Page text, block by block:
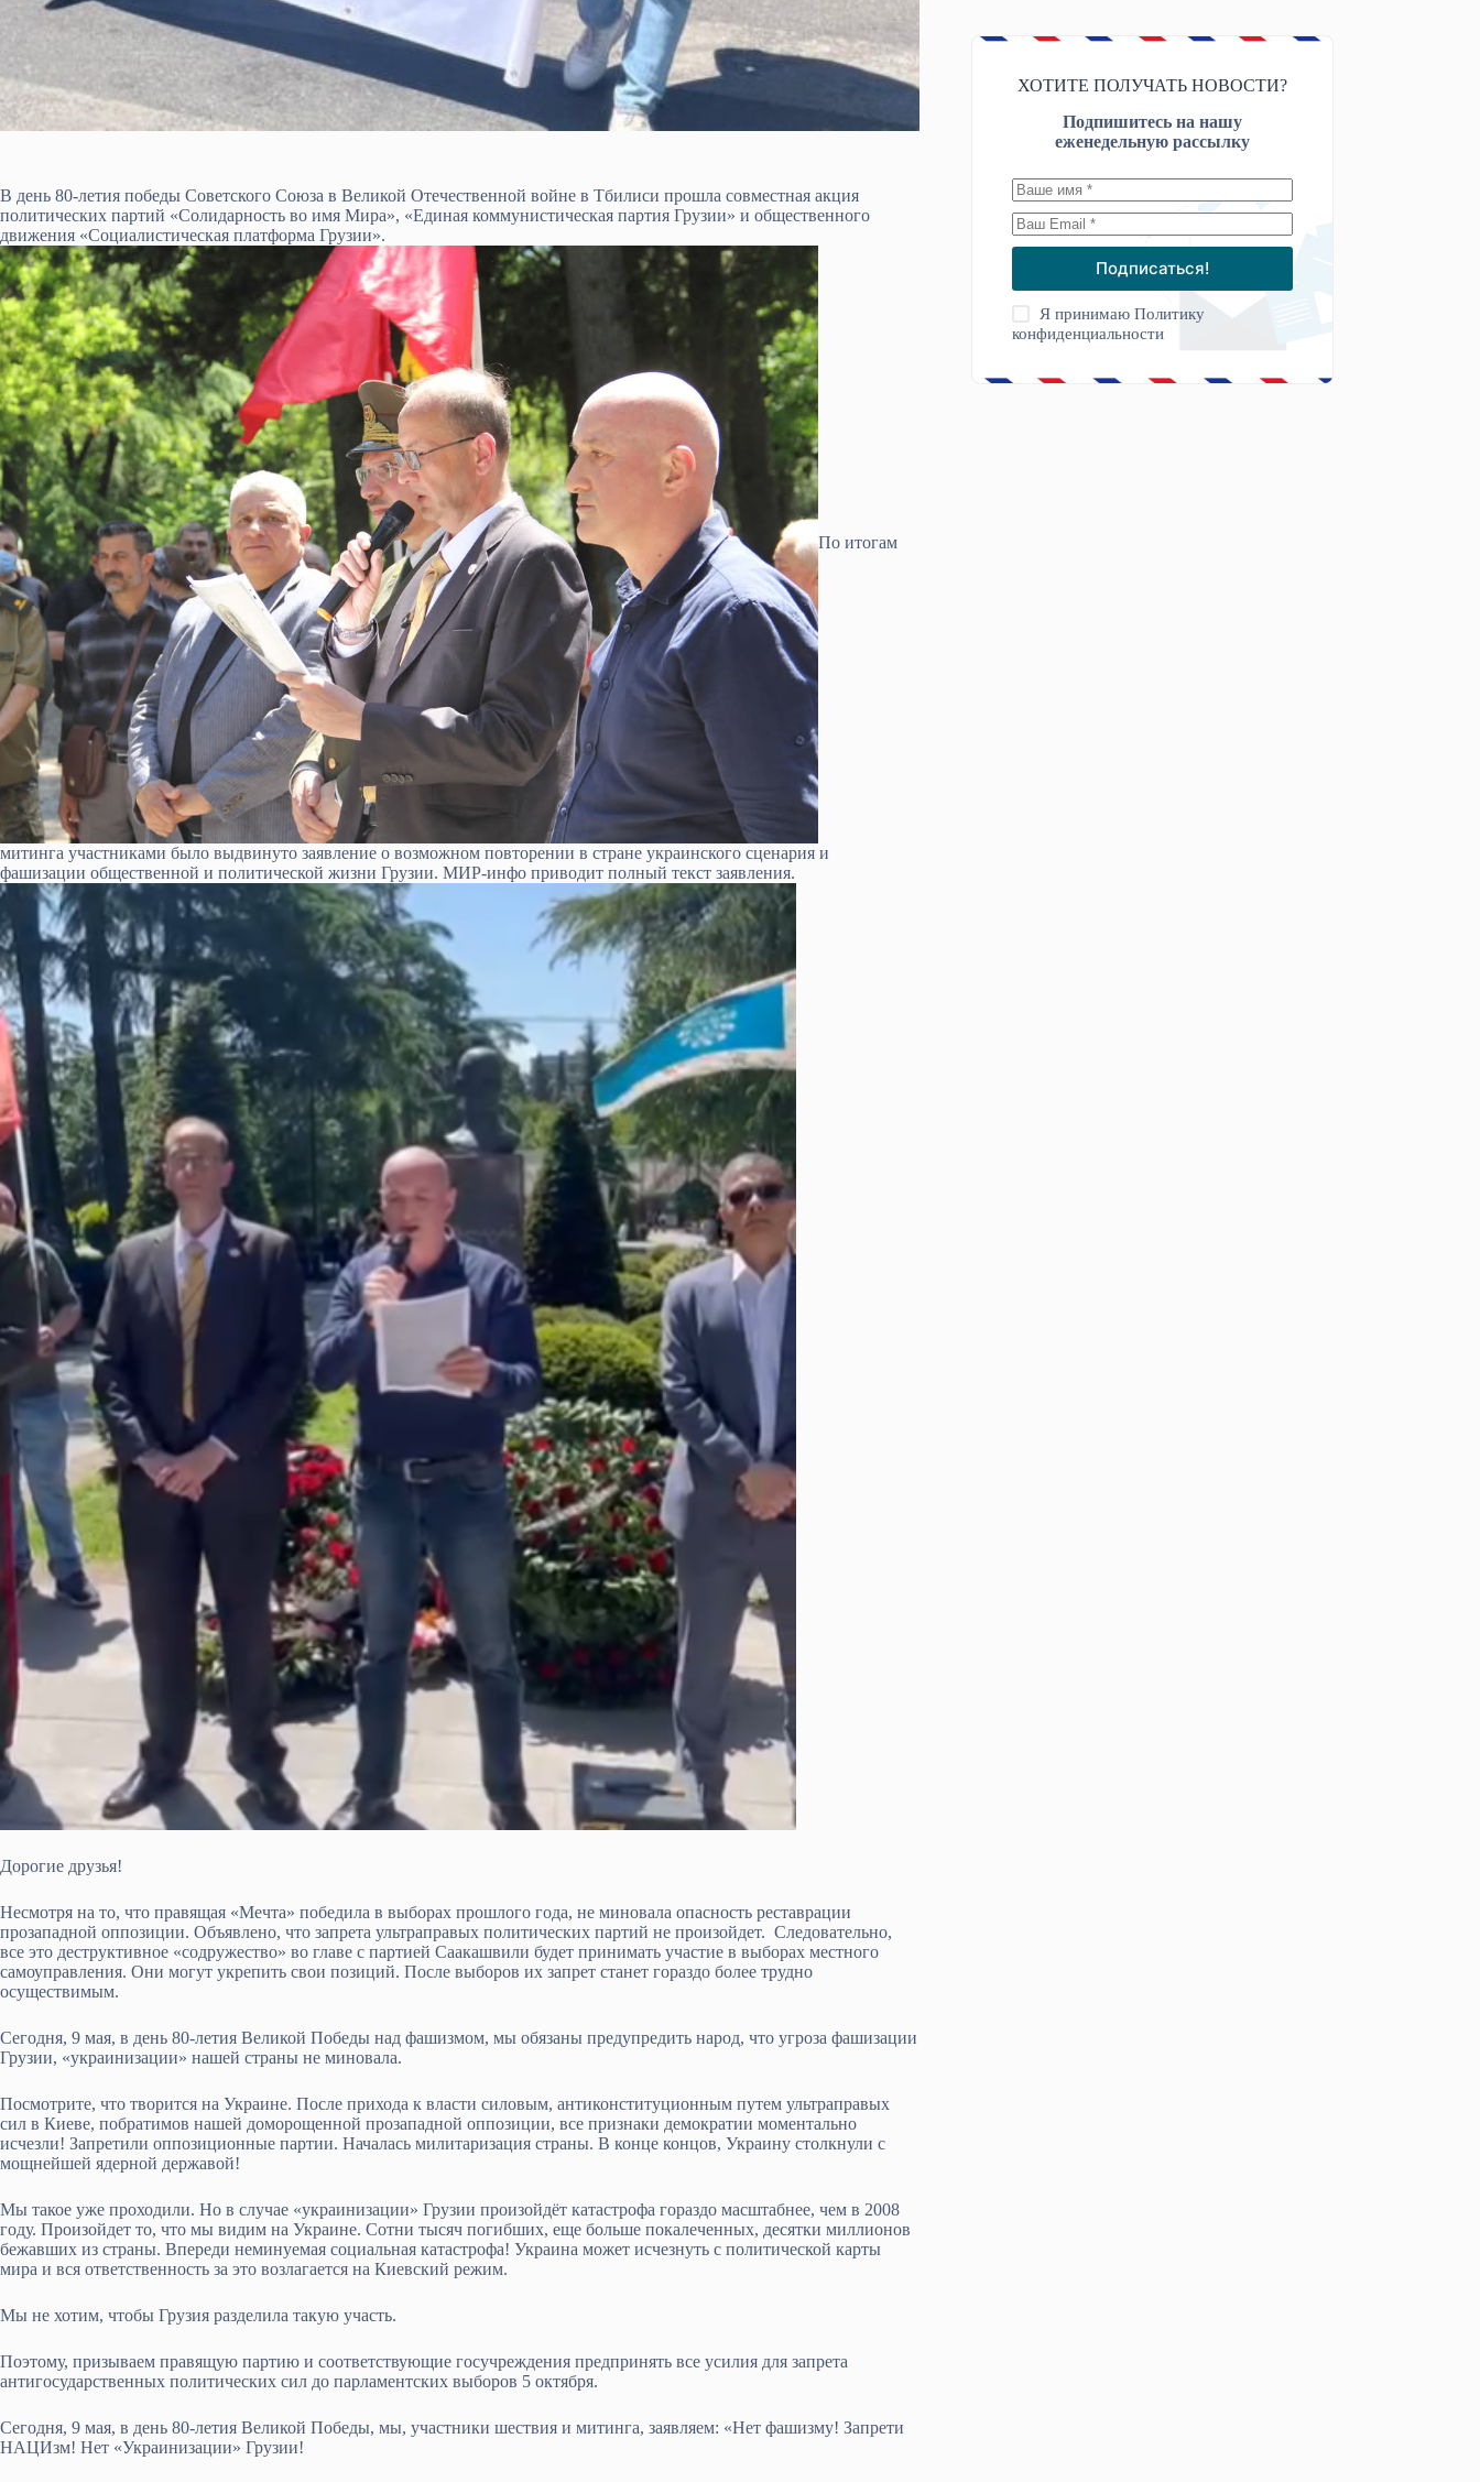
В день 80-летия победы Советского Союза в Великой Отечественной войне в Тбилиси прошла совместная акция
политических партий «Солидарность во имя Мира», «Единая коммунистическая партия Грузии» и общественного
движения «Социалистическая платформа Грузии».
По итогам
митинга участниками было выдвинуто заявление о возможном повторении в стране украинского сценария и
фашизации общественной и политической жизни Грузии. МИР-инфо приводит полный текст заявления.
Дорогие друзья!
Несмотря на то, что правящая «Мечта» победила в выборах прошлого года, не миновала опасность реставрации
прозападной оппозиции. Объявлено, что запрета ультраправых политических партий не произойдет. Следовательно,
все это деструктивное «содружество» во главе с партией Саакашвили будет принимать участие в выборах местного
самоуправления. Они могут укрепить свои позиций. После выборов их запрет станет гораздо более трудно
осуществимым.
Сегодня, 9 мая, в день 80-летия Великой Победы над фашизмом, мы обязаны предупредить народ, что угроза фашизации
Грузии, «украинизации» нашей страны не миновала.
Посмотрите, что творится на Украине. После прихода к власти силовым, антиконституционным путем ультраправых
сил в Киеве, побратимов нашей доморощенной прозападной оппозиции, все признаки демократии моментально
исчезли! Запретили оппозиционные партии. Началась милитаризация страны. В конце концов, Украину столкнули с
мощнейшей ядерной державой!
Мы такое уже проходили. Но в случае «украинизации» Грузии произойдёт катастрофа гораздо масштабнее, чем в 2008
году. Произойдет то, что мы видим на Украине. Сотни тысяч погибших, еще больше покалеченных, десятки миллионов
бежавших из страны. Впереди неминуемая социальная катастрофа! Украина может исчезнуть с политической карты
мира и вся ответственность за это возлагается на Киевский режим.
Мы не хотим, чтобы Грузия разделила такую участь.
Поэтому, призываем правящую партию и соответствующие госучреждения предпринять все усилия для запрета
антигосударственных политических сил до парламентских выборов 5 октября.
Сегодня, 9 мая, в день 80-летия Великой Победы, мы, участники шествия и митинга, заявляем: «Нет фашизму! Запрети
НАЦИзм! Нет «Украинизации» Грузии!
ХОТИТЕ ПОЛУЧАТЬ НОВОСТИ?
Подпишитесь на нашу
еженедельную рассылку
Подписаться!
Я принимаюПолитику
конфиденциальности